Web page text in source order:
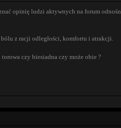
opinię ludzi aktywnych na forum
z racji odległości, komfortu i atrakcji.
czy biesiadna czy może obie ?